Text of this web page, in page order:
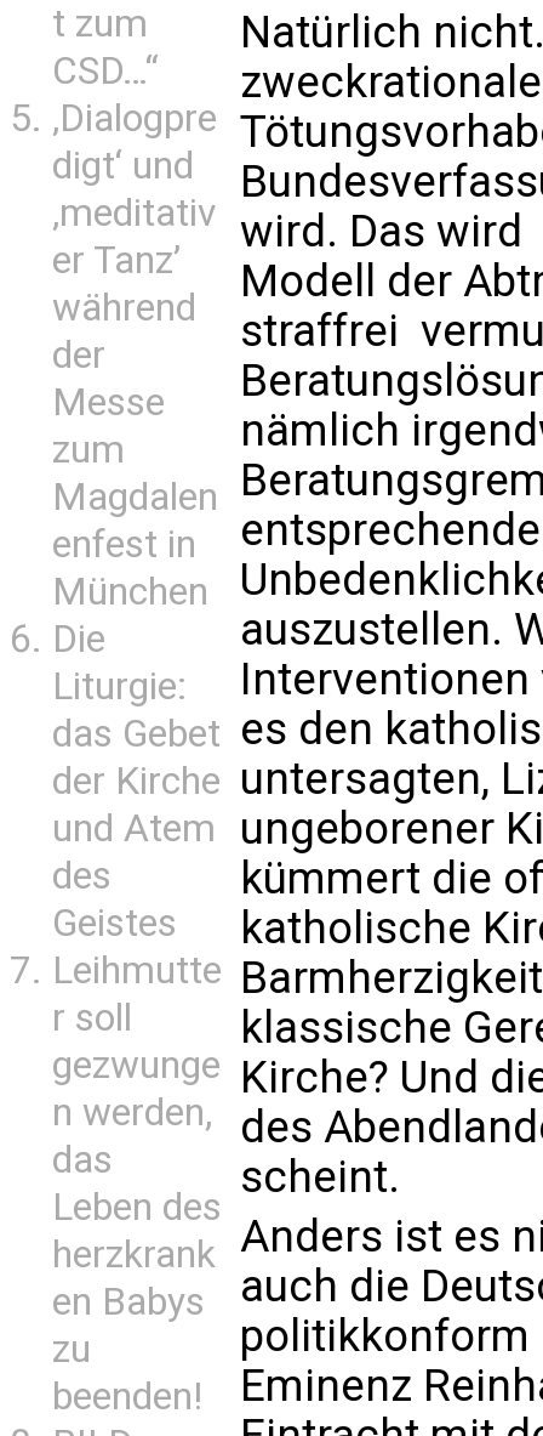
t zum
CSD…“
‚Dialogpre
digt‘ und
‚meditativ
er Tanz’
während
der
Messe
zum
Magdalen
enfest in
München
Die
Liturgie:
das Gebet
der Kirche
und Atem
des
Geistes
Leihmutte
r soll
gezwunge
n werden,
das
Leben des
herzkrank
en Babys
zu
beenden!
Natürlich
wird. Das wird
Modell der
straffrei 
nämlich
entsprechende
auszustellen.
Interventionen
es den
untersagten,
ungeborener
kümmert die
katholische
klassische
Kirche? Und
des
scheint.
Anders ist es
auch die
politikkonform
Eminenz